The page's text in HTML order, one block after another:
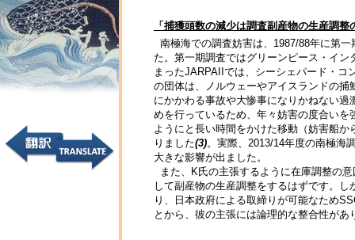
「捕獲頭数の減少は調査副産物の生産調整
南極海での調査妨害は、1987/88年に第
た。第一期調査ではグリーンピース・イ
まったJARPAIIでは、シーシェパード・
の団体は、ノルウェーやアイスランドの
にかかわる事故や大惨事になりかねない過
めを行っているため、年々妨害の度合い
ようにと長い時間をかけた移動（妨害船
りました(3)。実際、2013/14年度の南極海
大きな影響が出ました。
また、K氏の主張するように在庫調整の
して副産物の生産調整をするはずです。
り、日本政府による取締りが可能なため
とから、彼の主張には論理的な整合性があ